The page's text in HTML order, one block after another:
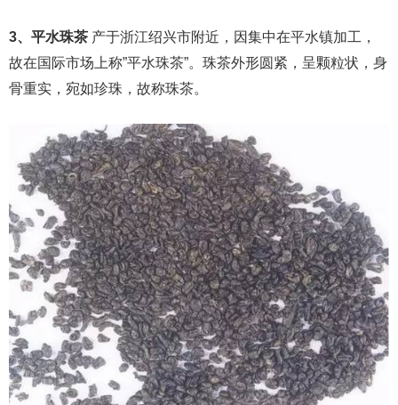
3、平水珠茶 产于浙江绍兴市附近，因集中在平水镇加工，
故在国际市场上称”平水珠茶”。珠茶外形圆紧，呈颗粒状，身
骨重实，宛如珍珠，故称珠茶。